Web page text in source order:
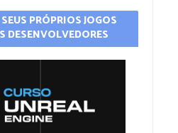
PRÓPRIOS JOGOS
DESENVOLVEDORES